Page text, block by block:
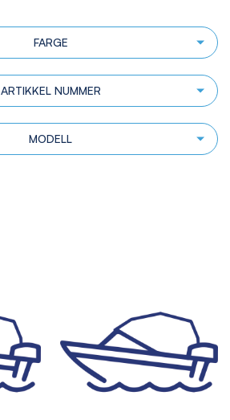
FARGE
ARTIKKEL NUMMER
MODELL